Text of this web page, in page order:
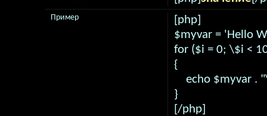
[php]
$myvar = 'Hello
for ($i = 0; \$i <
{
echo $myvar .
}
[/php]
Пример